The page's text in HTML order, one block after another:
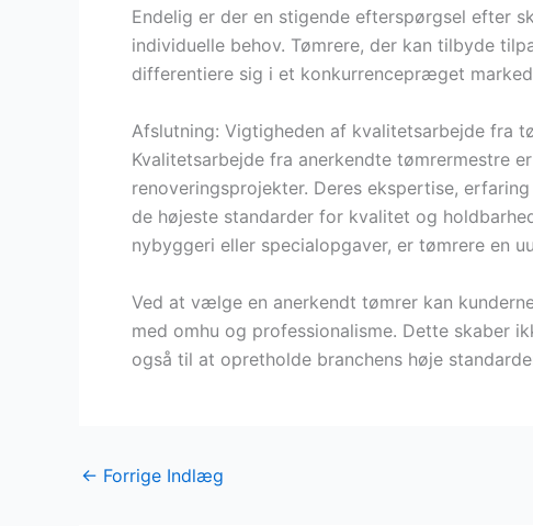
Endelig er der en stigende efterspørgsel efter
individuelle behov. Tømrere, der kan tilbyde
differentiere sig i et konkurrencepræget
Afslutning: Vigtigheden af kvalitetsarbejde fra
Kvalitetsarbejde fra anerkendte tømrermestre
renoveringsprojekter. Deres ekspertise,
de højeste standarder for kvalitet og
nybyggeri eller specialopgaver, er tømrere en
Ved at vælge en anerkendt tømrer kan
med omhu og professionalisme. Dette skaber
også til at opretholde branchens høje
← Forrige Indlæg